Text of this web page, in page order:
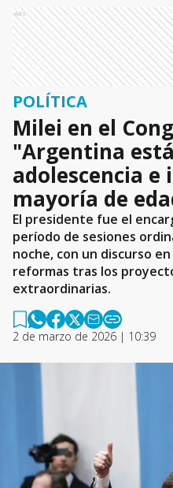
Ads
POLÍTICA
Milei en el
"Argentina
adolescencia e
mayoría de
El presidente fue el
período de sesiones
noche, con un discurso
reformas tras los
extraordinarias.
2 de marzo de 2026 | 10:39